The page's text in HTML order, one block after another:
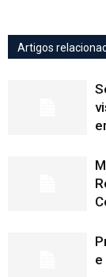
Artigos
e